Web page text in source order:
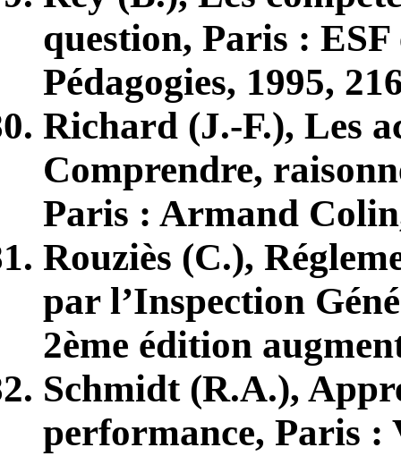
question, Paris :
Pédagogies, 1995,
Richard (J.-F.), Les
Comprendre,
Paris : Armand
Rouziès (C.),
par l’Inspection
2ème édition
Schmidt (R.A.),
performance, Paris :